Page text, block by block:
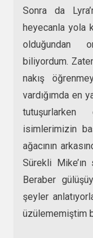
Sonra da
heyecanla yola
olduğundan
biliyordum.
nakış
vardığımda en
isimlerimizin
ağacının
Sürekli
Beraber
şeyler
üzülememiştim